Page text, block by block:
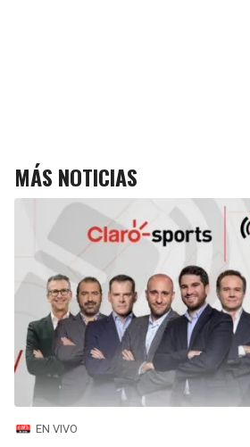
MÁS NOTICIAS
EN VIVO